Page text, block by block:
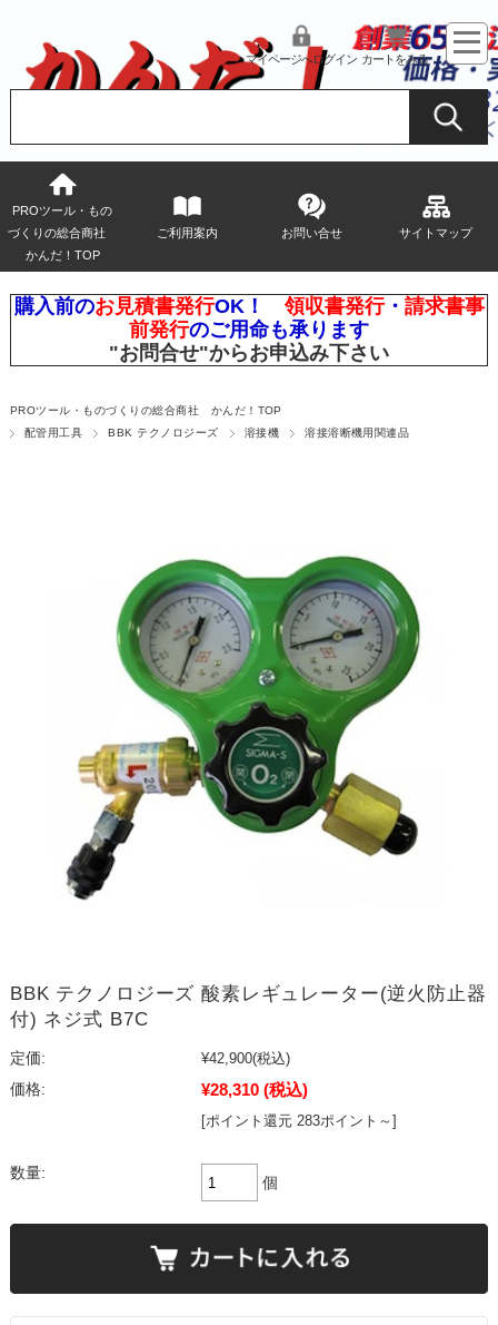
マイページへログイン カートをみる
PROツール・もの
づくりの総合商社
かんだ！TOP
ご利用案内 お問い合せ サイトマップ
購入前のお見積書発行OK！ 領収書発行・ 請求書事
前発行のご用命も承ります
"お問合せ"からお申込み下さい
PROツール・ものづくりの総合商社 かんだ！TOP
配管用工具
BBK テクノロジーズ 溶接機 溶接溶断機用関連品
BBK テクノロジーズ 酸素レギュレーター(逆火防止器
付) ネジ式 B7C
定価: ¥42,900(税込)
価格:
¥28,310 (税込)
[ポイント還元 283ポイント～]
数量:
個